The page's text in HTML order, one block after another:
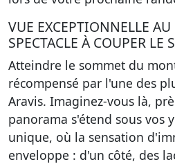
VUE EXCEPTIONNELLE
SPECTACLE À COUPER LE
Atteindre le sommet du
récompensé par l'une des
Aravis. Imaginez-vous là,
panorama s'étend sous vos
unique, où la sensation
enveloppe : d'un côté, des